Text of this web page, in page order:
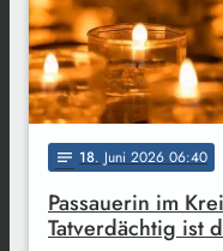
notes 18. Juni 2026 06:40
Passauerin im
Tatverdächtig ist